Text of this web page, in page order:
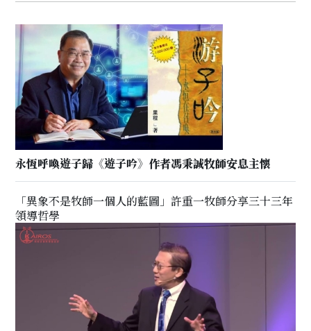
永恆呼喚遊子歸《遊子吟》作者馮秉誠牧師安息主懷
「異象不是牧師一個人的藍圖」許重一牧師分享三十三年
領導哲學